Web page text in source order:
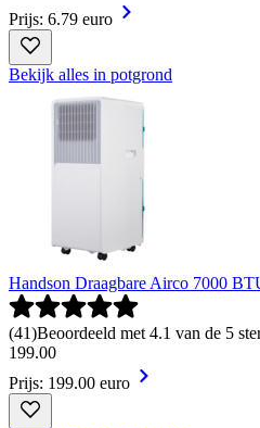
Prijs: 6.79 euro
Bekijk alles in potgrond
Handson Draagbare Airco 7000
(41)Beoordeeld met 4.1 van de 5
199.00
Prijs: 199.00 euro